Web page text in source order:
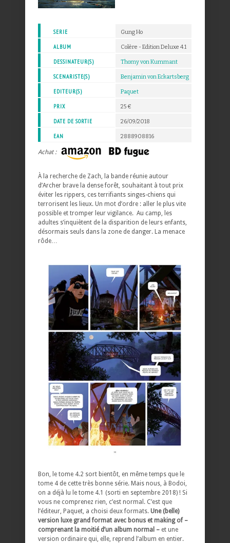
SERIE Gung Ho
ALBUM Colère - Edition Deluxe 4.1
DESSINATEUR(S) Thomy von Kummant
SCENARISTE(S) Benjamin von Eckartsberg
EDITEUR(S) Paquet
PRIX 25 €
DATE DE SORTIE 26/09/2018
EAN 2888908816
Achat :
À la recherche de Zach, la bande réunie autour
d’Archer brave la dense forêt, souhaitant à tout prix
éviter les rippers, ces terrifiants singes-chiens qui
terrorisent les lieux. Un mot d’ordre : aller le plus vite
possible et tromper leur vigilance. Au camp, les
adultes s’inquiètent de la disparition de leurs enfants,
désormais seuls dans la zone de danger. La menace
rôde…
Bon, le tome 4.2 sort bientôt, en même temps que le
tome 4 de cette très bonne série. Mais nous, à Bodoi,
on a déjà lu le tome 4.1 (sorti en septembre 2018) ! Si
vous ne comprenez rien, c’est normal. C’est que
l’éditeur, Paquet, a choisi deux formats. Une (belle)
version luxe grand format avec bonus et making of –
comprenant la moitié d’un album normal – et une
version ordinaire qui, elle, reprend l’album en entier.